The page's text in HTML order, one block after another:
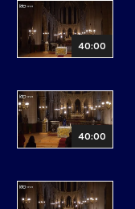
40:00
40:00